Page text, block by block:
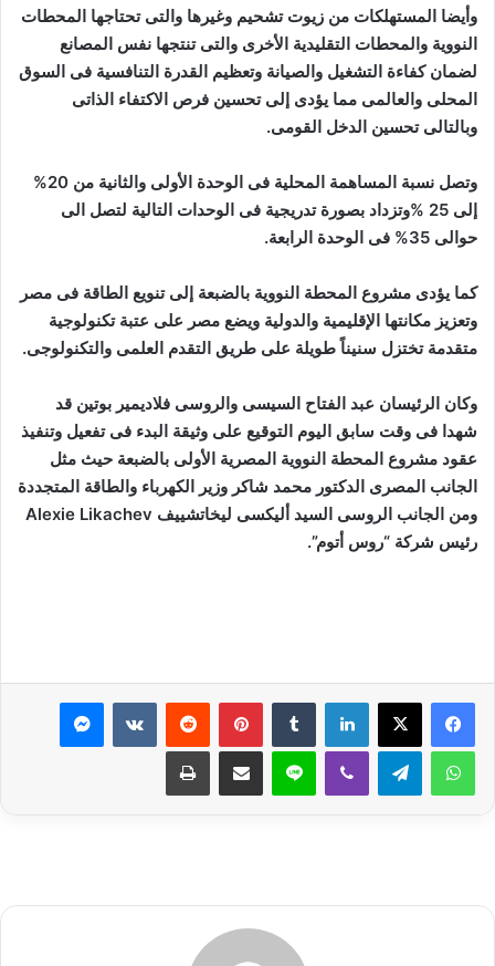
وأيضا المستهلكات من زيوت تشحيم وغيرها والتى تحتاجها المحطات
النووية والمحطات التقليدية الأخرى والتى تنتجها نفس المصانع
لضمان كفاءة التشغيل والصيانة وتعظيم القدرة التنافسية فى السوق
المحلى والعالمى مما يؤدى إلى تحسين فرص الاكتفاء الذاتى
وبالتالى تحسين الدخل القومى.
وتصل نسبة المساهمة المحلية فى الوحدة الأولى والثانية من 20%
إلى 25 %وتزداد بصورة تدريجية فى الوحدات التالية لتصل الى
حوالى 35% فى الوحدة الرابعة.
كما يؤدى مشروع المحطة النووية بالضبعة إلى تنويع الطاقة فى مصر
وتعزيز مكانتها الإقليمية والدولية ويضع مصر على عتبة تكنولوجية
متقدمة تختزل سنيناً طويلة على طريق التقدم العلمى والتكنولوجى.
وكان الرئيسان عبد الفتاح السيسى والروسى فلاديمير بوتين قد
شهدا فى وقت سابق اليوم التوقيع على وثيقة البدء فى تفعيل وتنفيذ
عقود مشروع المحطة النووية المصرية الأولى بالضبعة حيث مثل
الجانب المصرى الدكتور محمد شاكر وزير الكهرباء والطاقة المتجددة
ومن الجانب الروسى السيد أليكسى ليخاتشييف Alexie Likachev
رئيس شركة “روس أتوم”.
لينكدإن بينتيريست ماسنجر
واتساب تيلقرام ڤايبر لاين مشاركة عبر البريد طباعة